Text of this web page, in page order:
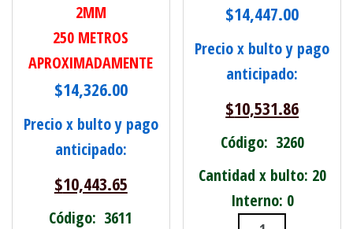
2MM
250 METROS
APROXIMADAMENTE
$14,326.00
Precio x bulto y pago
anticipado:
$10,443.65
Código: 3611
$14,447.00
Precio x bulto y pago
anticipado:
$10,531.86
Código: 3260
Cantidad x bulto: 20
Interno: 0